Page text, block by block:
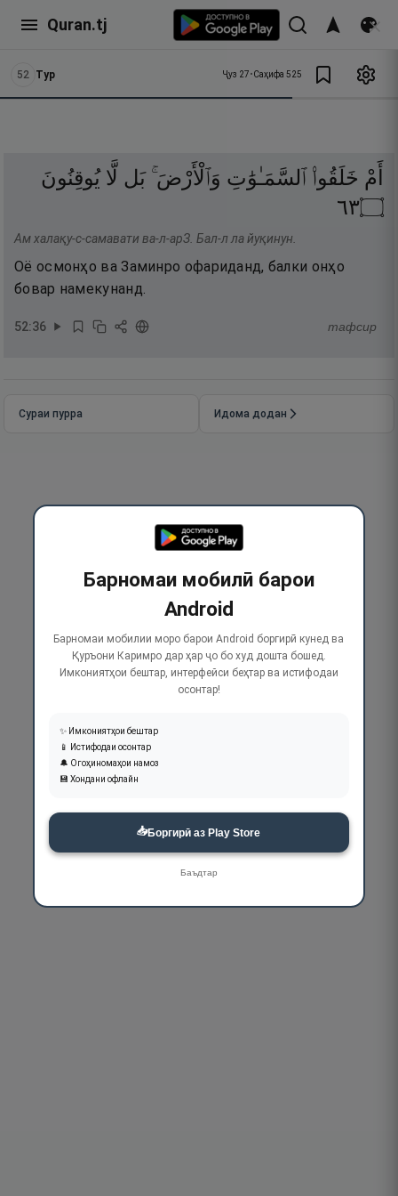
Quran.tj
52 Тур Ҷуз 27•Саҳифа 525
أَمْ خَلَقُوا۟ ٱلسَّمَـٰوَٰتِ وَٱلْأَرْضَ ۚ بَل لَّا يُوقِنُونَ
۝٣٦
Ам халақу-с-самавати ва-л-арЗ. Бал-л ла йуқинун.
Оё осмонҳо ва Заминро офариданд, балки онҳо
бовар намекунанд.
52:36 тафсир
Сураи пурра Идома додан
Барномаи мобилӣ барои
Android
Барномаи мобилии моро барои Android боргирӣ кунед ва
Қуръони Каримро дар ҳар ҷо бо худ дошта бошед.
Имкониятҳои бештар, интерфейси беҳтар ва истифодаи
осонтар!
✨ Имкониятҳои бештар
📱 Истифодаи осонтар
🔔 Огоҳиномаҳои намоз
💾 Хондани офлайн
📥Боргирӣ аз Play Store
Баъдтар